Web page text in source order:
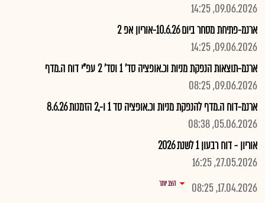
09.06.2026, 14:25
ארנמ-פתיחת מסחר ביום 10.6.26-אוריון אפ 2
09.06.2026, 14:25
ארנמ-תוצאות הנפקת מניות וכ.אופציה סד' 1 וסד' 2 עפ"י דוח ה.מדף
09.06.2026, 08:25
ארנמ-דוח ה.מדף להנפקת מניות וכ.אופציה סד 1 ו-,2 הזמנות 8.6.26
05.06.2026, 08:38
אוריון - דוח רבעון 1 לשנת 2026
27.05.2026, 16:25
17.04.2026, 08:25
הצג יותר